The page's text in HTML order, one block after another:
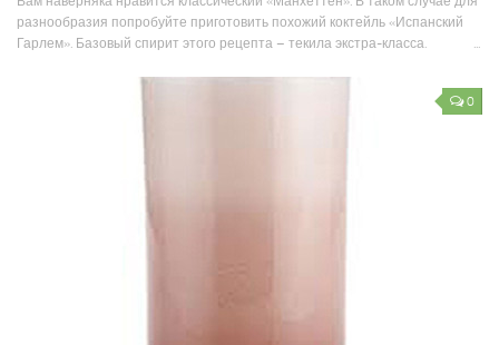
разнообразия попробуйте приготовить похожий коктейль «Испанский
Гарлем». Базовый спирит этого рецепта – текила экстра-класса. ...
0